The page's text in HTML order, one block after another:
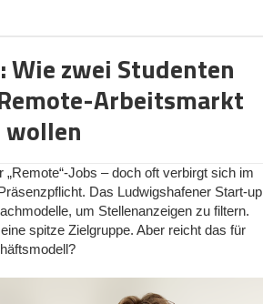
Wie Bootsschule1 die Sportboot-
Wie zwei Studenten
Arbeitsmarkt
„Remote“-Jobs – doch oft verbirgt sich im
Das Ludwigshafener Start-up
um Stellenanzeigen zu filtern.
spitze Zielgruppe. Aber reicht das für